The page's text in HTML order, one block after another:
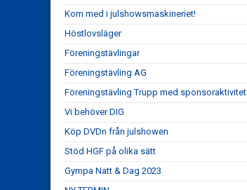
Kom med i julshowsmaskineriet!
Höstlovsläger
Föreningstävlingar
Föreningstävling AG
Föreningstävling Trupp med sponsoraktivitet
Vi behöver DIG
Köp DVDn från julshowen
Stöd HGF på olika sätt
Gympa Natt & Dag 2023